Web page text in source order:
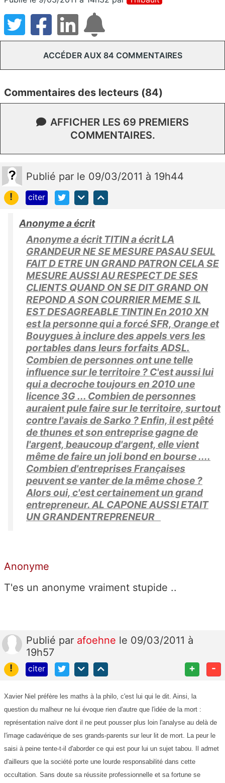
ACCÉDER AUX 84 COMMENTAIRES
Commentaires des lecteurs (84)
AFFICHER LES 69 PREMIERS
COMMENTAIRES.
Publié par le 09/03/2011 à 19h44
!
citer
Anonyme a écrit
Anonyme a écrit TITIN a écrit LA
GRANDEUR NE SE MESURE PASAU SEUL
FAIT D ETRE UN GRAND PATRON CELA SE
MESURE AUSSI AU RESPECT DE SES
CLIENTS QUAND ON SE DIT GRAND ON
REPOND A SON COURRIER MEME S IL
EST DESAGREABLE TINTIN En 2010 XN
est la personne qui a forcé SFR, Orange et
Bouygues à inclure des appels vers les
portables dans leurs forfaits ADSL.
Combien de personnes ont une telle
influence sur le territoire ? C'est aussi lui
qui a decroche toujours en 2010 une
licence 3G ... Combien de personnes
auraient pule faire sur le territoire, surtout
contre l'avais de Sarko ? Enfin, il est pêté
de thunes et son entreprise gagne de
l'argent, beaucoup d'argent, elle vient
même de faire un joli bond en bourse ....
Combien d'entreprises Françaises
peuvent se vanter de la même chose ?
Alors oui, c'est certainement un grand
entrepreneur. AL CAPONE AUSSI ETAIT
UN GRANDENTREPRENEUR
Anonyme
T'es un anonyme vraiment stupide ..
Publié par afoehne le 09/03/2011 à
19h57
!
citer + -
Xavier Niel préfère les maths à la philo, c'est lui qui le dit. Ainsi, la
question du malheur ne lui évoque rien d'autre que l'idée de la mort :
représentation naïve dont il ne peut pousser plus loin l'analyse au delà de
l'image cadavérique de ses grands-parents sur leur lit de mort. La peur le
saisi à peine tente-t-il d'aborder ce qui est pour lui un sujet tabou. Il admet
d'ailleurs que la société porte une lourde responsabilité dans cette
occultation. Sans doute sa réussite professionnelle et sa fortune se